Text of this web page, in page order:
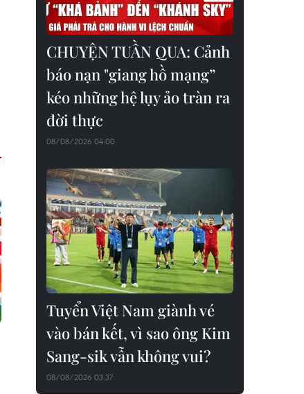
CHUYỆN TUẦN QUA: Cảnh
báo nạn "giang hồ mạng”
kéo những hệ lụy ảo tràn ra
đời thực
08/08/2026 04:00
Tuyển Việt Nam giành vé
vào bán kết, vì sao ông Kim
Sang-sik vẫn không vui?
08/08/2026 03:37